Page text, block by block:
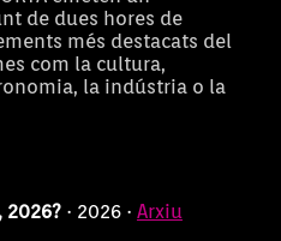
de dues hores de
més destacats del
com la cultura,
la indústria o la
2026? · 2026 · Arxiu